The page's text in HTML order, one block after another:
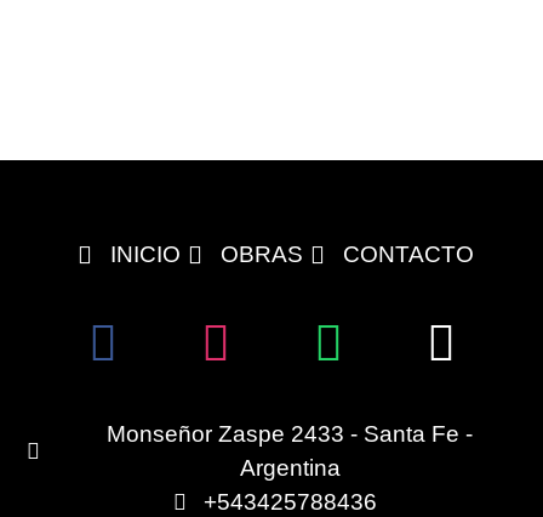
Monseñor Zaspe 2433 - Santa Fe -
Argentina
+543425788436
INICIO OBRAS CONTACTO